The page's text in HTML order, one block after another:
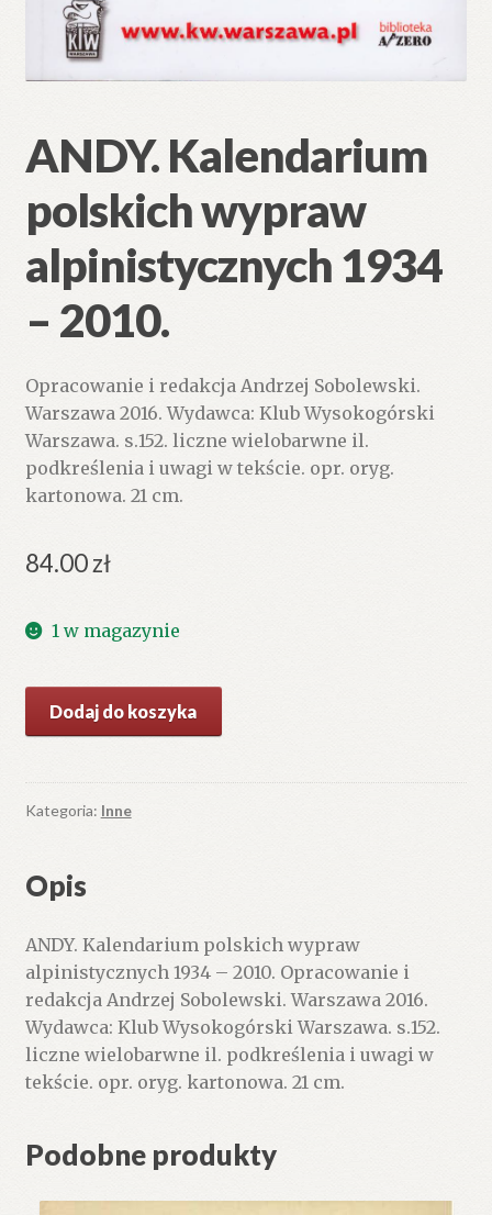
ANDY. Kalendarium
polskich wypraw
alpinistycznych 1934
– 2010.
Opracowanie i redakcja Andrzej Sobolewski.
Warszawa 2016. Wydawca: Klub Wysokogórski
Warszawa. s.152. liczne wielobarwne il.
podkreślenia i uwagi w tekście. opr. oryg.
kartonowa. 21 cm.
84.00zł
1 w magazynie
ANDY.
polskich
wypraw
–
Dodaj do koszyka
Kategoria: Inne
Opis
ANDY. Kalendarium polskich wypraw
alpinistycznych 1934 – 2010. Opracowanie i
redakcja Andrzej Sobolewski. Warszawa 2016.
Wydawca: Klub Wysokogórski Warszawa. s.152.
liczne wielobarwne il. podkreślenia i uwagi w
tekście. opr. oryg. kartonowa. 21 cm.
Podobne produkty